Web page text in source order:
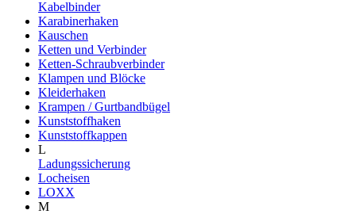
Kabelbinder
Karabinerhaken
Kauschen
Ketten und Verbinder
Ketten-Schraubverbinder
Klampen und Blöcke
Kleiderhaken
Krampen / Gurtbandbügel
Kunststoffhaken
Kunststoffkappen
L
Ladungssicherung
Locheisen
LOXX
M